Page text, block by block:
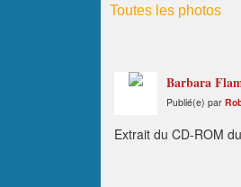
Toutes les photos
Barbara
Publié(e) par
Extrait du CD-ROM